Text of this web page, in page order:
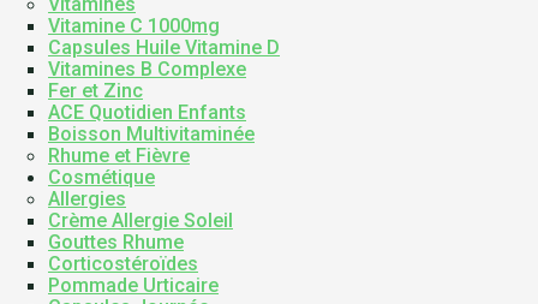
Vitamine C 1000mg
Capsules Huile Vitamine D
Vitamines B Complexe
Fer et Zinc
ACE Quotidien Enfants
Boisson Multivitaminée
Rhume et Fièvre
Cosmétique
Allergies
Crème Allergie Soleil
Gouttes Rhume
Corticostéroïdes
Pommade Urticaire